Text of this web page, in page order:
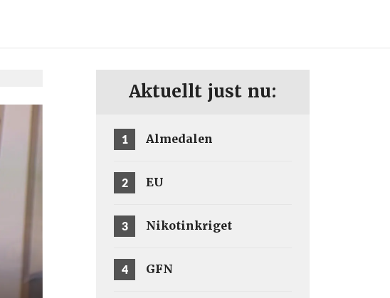
Aktuellt just nu:
1 Almedalen
2 EU
3 Nikotinkriget
4 GFN